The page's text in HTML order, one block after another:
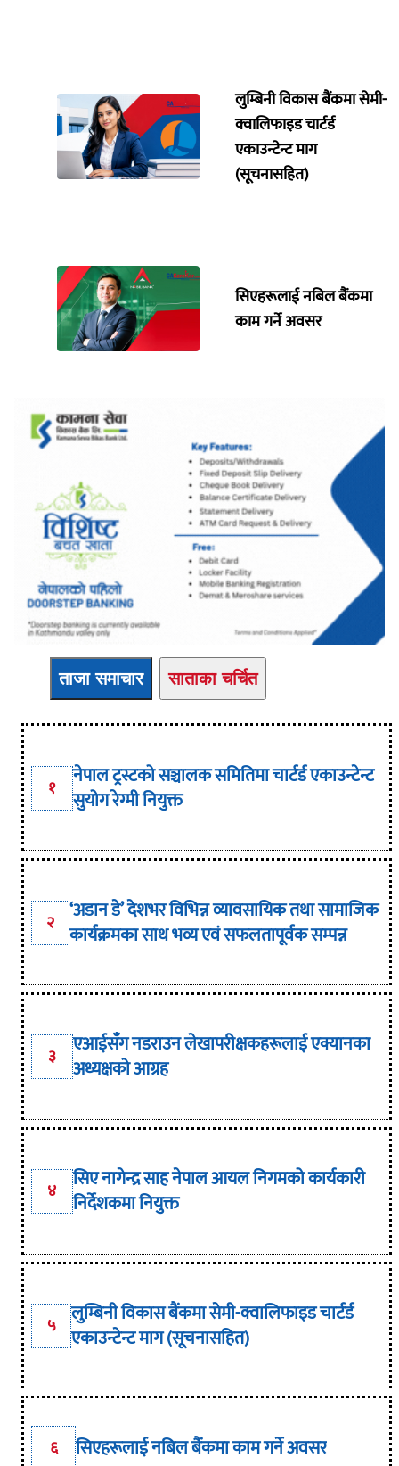
लुम्बिनी विकास बैंकमा सेमी-
क्वालिफाइड चार्टर्ड
एकाउन्टेन्ट माग
(सूचनासहित)
सिएहरूलाई नबिल बैंकमा
काम गर्ने अवसर
ताजा समाचार साताका चर्चित
१
नेपाल ट्रस्टको सञ्चालक समितिमा चार्टर्ड एकाउन्टेन्ट
सुयोग रेग्मी नियुक्त
२ ‘अडान डे’ देशभर विभिन्न व्यावसायिक तथा सामाजिक
कार्यक्रमका साथ भव्य एवं सफलतापूर्वक सम्पन्न
३
एआईसँग नडराउन लेखापरीक्षकहरूलाई एक्यानका
अध्यक्षको आग्रह
४
सिए नागेन्द्र साह नेपाल आयल निगमको कार्यकारी
निर्देशकमा नियुक्त
५ लुम्बिनी विकास बैंकमा सेमी-क्वालिफाइड चार्टर्ड
एकाउन्टेन्ट माग (सूचनासहित)
६ सिएहरूलाई नबिल बैंकमा काम गर्ने अवसर